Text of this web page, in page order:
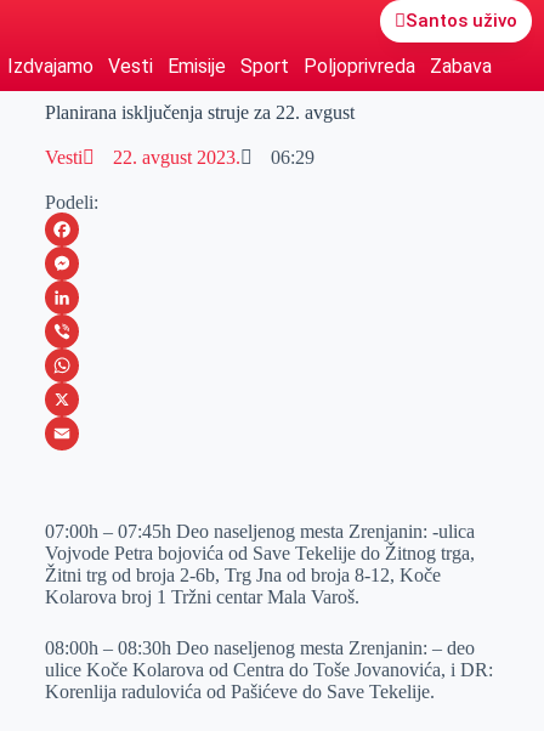
Santos uživo
Izdvajamo Vesti Emisije Sport Poljoprivreda Zabava
Planirana isključenja struje za 22. avgust
Vesti 22. avgust 2023. 06:29
Podeli:
F
a
c
e
b
o
M
e
s
s
e
e
r
L
i
n
k
I
n
V
i
b
W
h
s
A
p
p
X
a
i
l
07:00h – 07:45h Deo naseljenog mesta Zrenjanin: -ulica
Vojvode Petra bojovića od Save Tekelije do Žitnog trga,
Žitni trg od broja 2-6b, Trg Jna od broja 8-12, Koče
Kolarova broj 1 Tržni centar Mala Varoš.
08:00h – 08:30h Deo naseljenog mesta Zrenjanin: – deo
ulice Koče Kolarova od Centra do Toše Jovanovića, i DR:
Korenlija radulovića od Pašićeve do Save Tekelije.